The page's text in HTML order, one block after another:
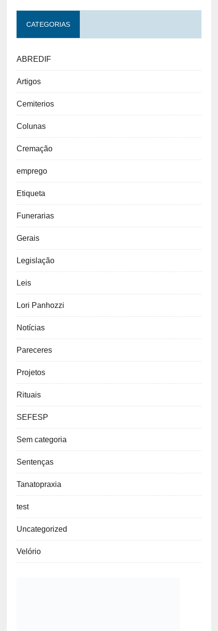
CATEGORIAS
ABREDIF
Artigos
Cemiterios
Colunas
Cremação
emprego
Etiqueta
Funerarias
Gerais
Legislação
Leis
Lori Panhozzi
Notícias
Pareceres
Projetos
Rituais
SEFESP
Sem categoria
Sentenças
Tanatopraxia
test
Uncategorized
Velório